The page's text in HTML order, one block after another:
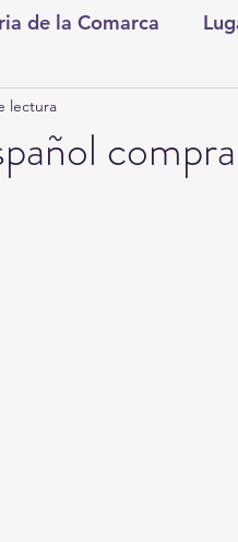
de la Comarca
Cultura y
lectura